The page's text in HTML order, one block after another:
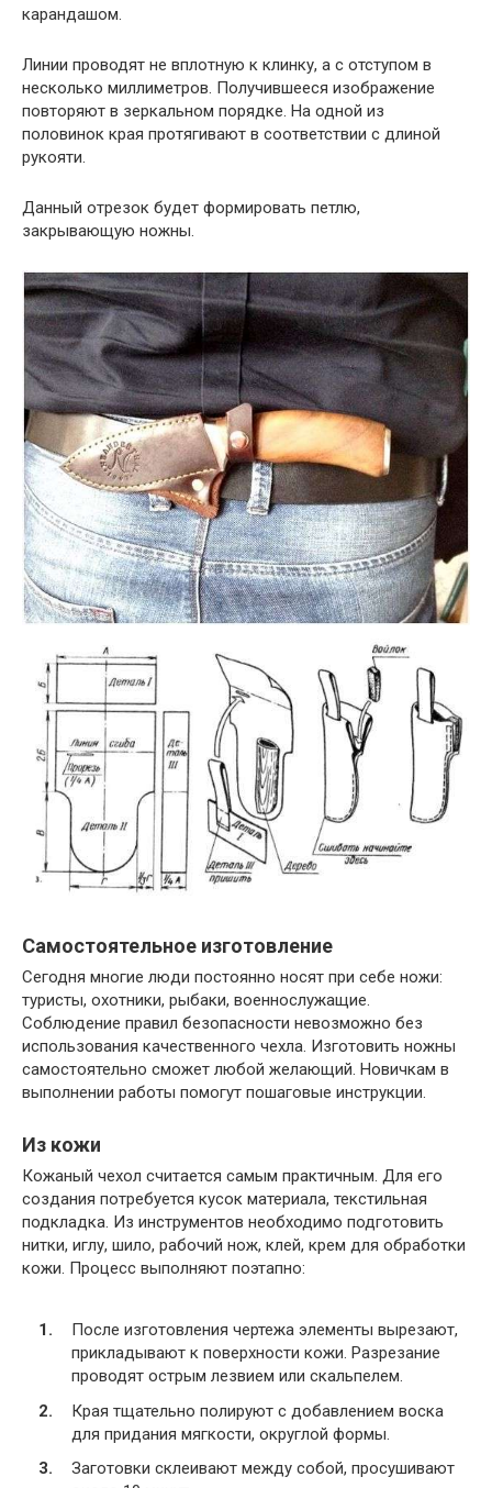
карандашом.
Линии проводят не вплотную к клинку, а с отступом в
несколько миллиметров. Получившееся изображение
повторяют в зеркальном порядке. На одной из
половинок края протягивают в соответствии с длиной
рукояти.
Данный отрезок будет формировать петлю,
закрывающую ножны.
Самостоятельное изготовление
Сегодня многие люди постоянно носят при себе ножи:
туристы, охотники, рыбаки, военнослужащие.
Соблюдение правил безопасности невозможно без
использования качественного чехла. Изготовить ножны
самостоятельно сможет любой желающий. Новичкам в
выполнении работы помогут пошаговые инструкции.
Из кожи
Кожаный чехол считается самым практичным. Для его
создания потребуется кусок материала, текстильная
подкладка. Из инструментов необходимо подготовить
нитки, иглу, шило, рабочий нож, клей, крем для обработки
кожи. Процесс выполняют поэтапно:
После изготовления чертежа элементы вырезают,
прикладывают к поверхности кожи. Разрезание
проводят острым лезвием или скальпелем.
Края тщательно полируют с добавлением воска
для придания мягкости, округлой формы.
Заготовки склеивают между собой, просушивают